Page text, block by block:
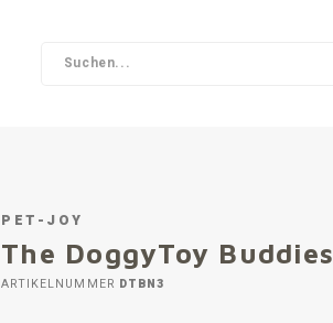
PET-JOY
The DoggyToy Buddies
ARTIKELNUMMER DTBN3